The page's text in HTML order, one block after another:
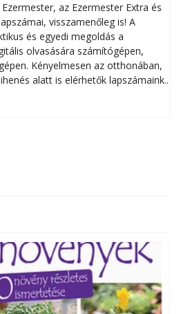
az Ezermester Extra és
visszamenőleg is! A
és egyedi megoldás a
olvasására számítógépen,
Kényelmesen az otthonában,
alatt is elérhetők lapszámaink.